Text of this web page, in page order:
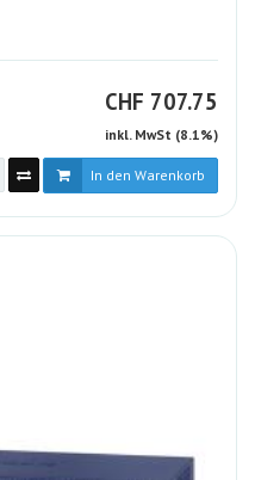
CHF CHF
707.75
inkl. MwSt (8.1%)
In den Warenkorb